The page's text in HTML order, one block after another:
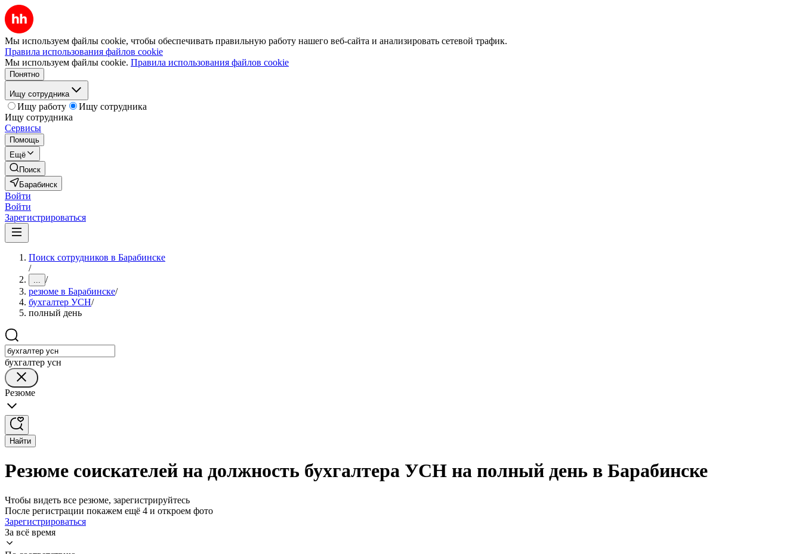
Мы используем файлы cookie, чтобы обеспечивать правильную работу нашего веб-сайта и анализировать сетевой трафик.
Правила использования файлов cookie
Мы используем файлы cookie. Правила использования файлов cookie
Понятно
Ищу сотрудника
Ищу работу
Ищу сотрудника
Ищу сотрудника
Сервисы
Помощь
Ещё
Поиск
Барабинск
Войти
Войти
Зарегистрироваться
Поиск сотрудников в Барабинске
/
... /
резюме в Барабинске/
бухгалтер УСН/
полный день
бухгалтер усн
Резюме
Найти
Резюме соискателей на должность бухгалтера УСН на полный день в Барабинске
Чтобы видеть все резюме, зарегистрируйтесь
После регистрации покажем ещё 4 и откроем фото
Зарегистрироваться
За всё время